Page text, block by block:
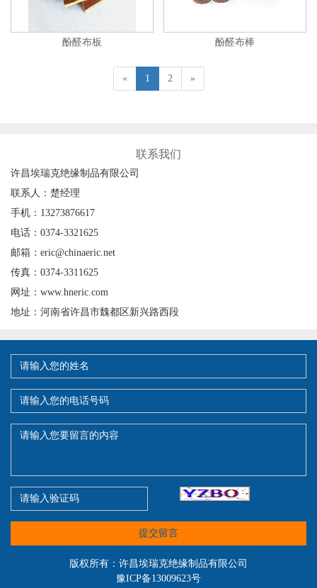
酚醛布板 酚醛布棒
« 1 2 »
联系我们
许昌埃瑞克绝缘制品有限公司
联系人：楚经理
手机：13273876617
电话：0374-3321625
邮箱：eric@chinaeric.net
传真：0374-3311625
网址：www.hneric.com
地址：河南省许昌市魏都区新兴路西段
提交留言
版权所有：许昌埃瑞克绝缘制品有限公司
豫ICP备13009623号